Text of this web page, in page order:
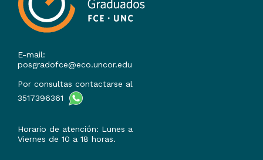
E-mail:
posgradofce@eco.uncor.edu
Por consultas contactarse al
3517396361
Horario de atención: Lunes a
Viernes de 10 a 18 horas.